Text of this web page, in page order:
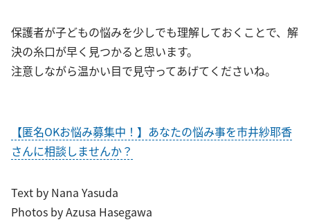
保護者が子どもの悩みを少しでも理解しておくことで、解
決の糸口が早く見つかると思います。
注意しながら温かい目で見守ってあげてくださいね。
【匿名OKお悩み募集中！】あなたの悩み事を市井紗耶香
さんに相談しませんか？
Text by Nana Yasuda
Photos by Azusa Hasegawa